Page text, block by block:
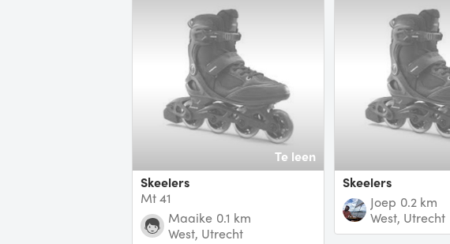
Te leen
Skeelers
Mt 41
Maaike 0.1 km
West, Utrecht
Skeelers
Joep 0.2 km
West, Utrecht